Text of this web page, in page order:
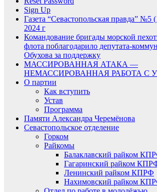
Sign Up
Газета “Севастопольская правда” №5
2024 г
Командование бригады морской
флота поблагодарило депутата-
Обухова за поддержку
МАССИРОВАННАЯ АТАКА —
НЕМАССИРОВАННАЯ РАБОТА С
О партии
Как вступить
Устав
Программа
Памяти Александра Черемёнова
Севастопольское отделение
Горком
Райкомы
Балаклавский райком
Гагаринский райком
Ленинский райком КПРФ
Нахимовский райком